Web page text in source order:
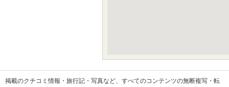
掲載のクチコミ情報・旅行記・写真など、すべてのコンテンツの無断複写・転